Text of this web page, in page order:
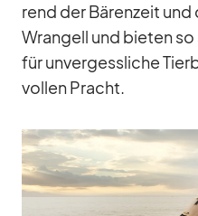
rend der Bä­ren­zeit
Wran­gell und bie­ten
für un­ver­gess­li­che
vol­len Pracht.